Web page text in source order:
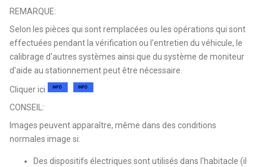
REMARQUE:
Selon les pièces qui sont remplacées ou les opérations qui sont
effectuées pendant la vérification ou l'entretien du véhicule, le
calibrage d'autres systèmes ainsi que du système de moniteur
d'aide au stationnement peut être nécessaire.
Cliquer ici
CONSEIL:
Images peuvent apparaître, même dans des conditions
normales image si:
Des dispositifs électriques sont utilisés dans l'habitacle (il